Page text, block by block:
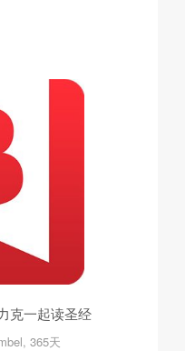
克一起读圣经
365天